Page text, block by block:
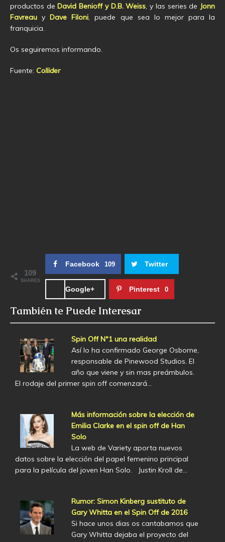
productos deDavid Benioff y D.B. Weiss , y las series de Jonn
Favreau yDave Filoni , puede que sea lo mejor para la
franquicia.
Os seguiremos informando.
Fuente: Collider
109
SHARES
Facebook 109 Twitter
Google+ Pinterest 0
También te Puede Interesar
Spin Off Nº1 una realidad
Así lo ha confirmado George Osborne,
responsable de Pinewood Studios. El
año que viene y sin mas preámbulos.
El rodaje del primer spin off comenzará…
Más información sobre la elección de
Emilia Clarke en el spin off de Han
Solo
La web de Variety aporta nuevos
datos sobre la elección del papel femenino principal
para la película del joven Han Solo. Justin Kroll de…
Rumor: Simon Kinberg sustituto de
Gary Whitta en el Spin Off de 2016
Si hace unos dias os cantabamos que
Gary Whitta dejaba el proyecto del